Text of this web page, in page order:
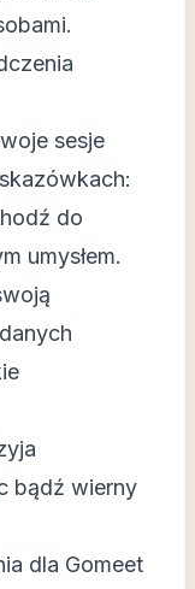
sesje
do
umysłem.
bądź wierny
dla Gomeet